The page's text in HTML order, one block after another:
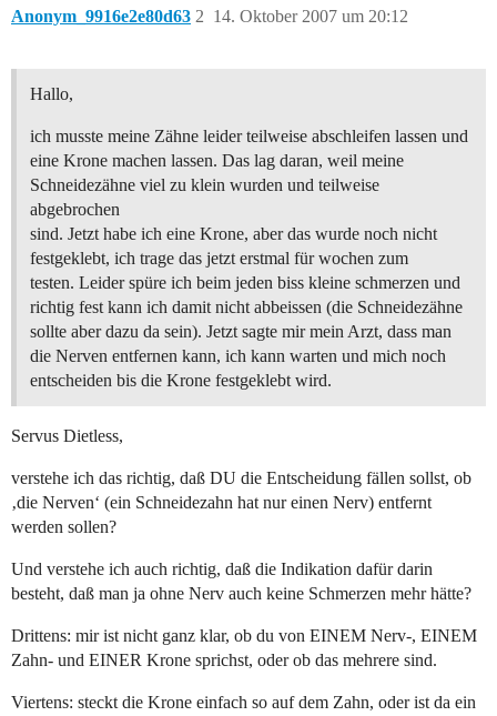
Anonym_9916e2e80d63 14. Oktober 2007 um 20:12
2
Hallo,
ich musste meine Zähne leider teilweise abschleifen lassen und
eine Krone machen lassen. Das lag daran, weil meine
Schneidezähne viel zu klein wurden und teilweise
abgebrochen
sind. Jetzt habe ich eine Krone, aber das wurde noch nicht
festgeklebt, ich trage das jetzt erstmal für wochen zum
testen. Leider spüre ich beim jeden biss kleine schmerzen und
richtig fest kann ich damit nicht abbeissen (die Schneidezähne
sollte aber dazu da sein). Jetzt sagte mir mein Arzt, dass man
die Nerven entfernen kann, ich kann warten und mich noch
entscheiden bis die Krone festgeklebt wird.
Servus Dietless,
verstehe ich das richtig, daß DU die Entscheidung fällen sollst, ob
‚die Nerven‘ (ein Schneidezahn hat nur einen Nerv) entfernt
werden sollen?
Und verstehe ich auch richtig, daß die Indikation dafür darin
besteht, daß man ja ohne Nerv auch keine Schmerzen mehr hätte?
Drittens: mir ist nicht ganz klar, ob du von EINEM Nerv-, EINEM
Zahn- und EINER Krone sprichst, oder ob das mehrere sind.
Viertens: steckt die Krone einfach so auf dem Zahn, oder ist da ein